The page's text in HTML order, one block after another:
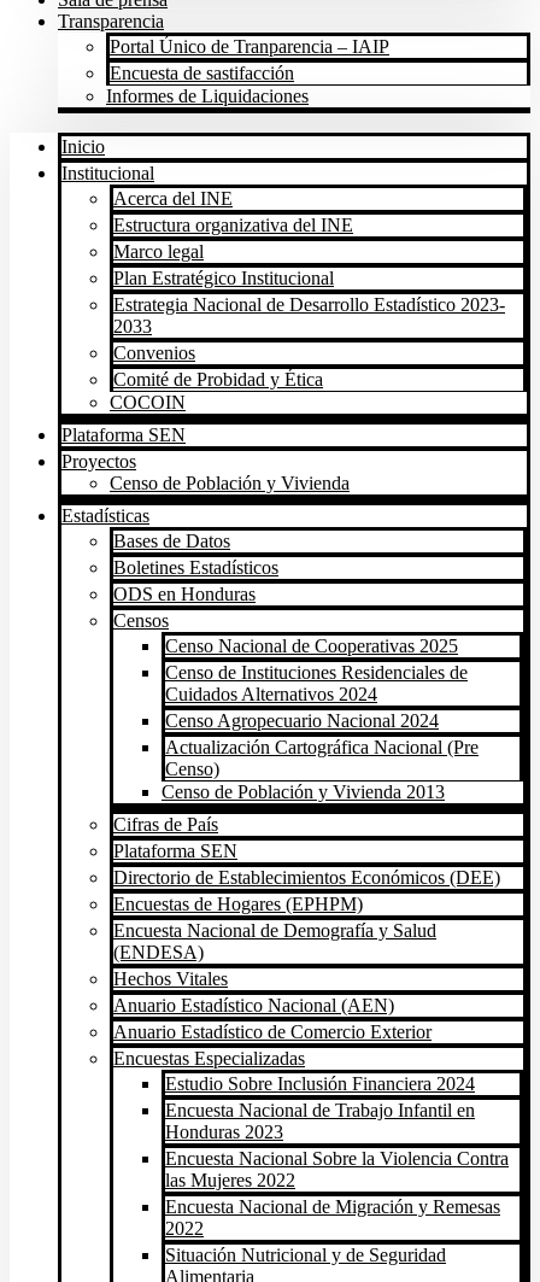
Transparencia
Portal Único de Tranparencia – IAIP
Encuesta de sastifacción
Informes de Liquidaciones
Inicio
Institucional
Acerca del INE
Estructura organizativa del INE
Marco legal
Plan Estratégico Institucional
Estrategia Nacional de Desarrollo Estadístico 2023-
2033
Convenios
Comité de Probidad y Ética
COCOIN
Plataforma SEN
Proyectos
Censo de Población y Vivienda
Estadísticas
Bases de Datos
Boletines Estadísticos
ODS en Honduras
Censos
Censo Nacional de Cooperativas 2025
Censo de Instituciones Residenciales de
Cuidados Alternativos 2024
Censo Agropecuario Nacional 2024
Actualización Cartográfica Nacional (Pre
Censo)
Censo de Población y Vivienda 2013
Cifras de País
Plataforma SEN
Directorio de Establecimientos Económicos (DEE)
Encuestas de Hogares (EPHPM)
Encuesta Nacional de Demografía y Salud
(ENDESA)
Hechos Vitales
Anuario Estadístico Nacional (AEN)
Anuario Estadístico de Comercio Exterior
Encuestas Especializadas
Estudio Sobre Inclusión Financiera 2024
Encuesta Nacional de Trabajo Infantil en
Honduras 2023
Encuesta Nacional Sobre la Violencia Contra
las Mujeres 2022
Encuesta Nacional de Migración y Remesas
2022
Situación Nutricional y de Seguridad
Alimentaria